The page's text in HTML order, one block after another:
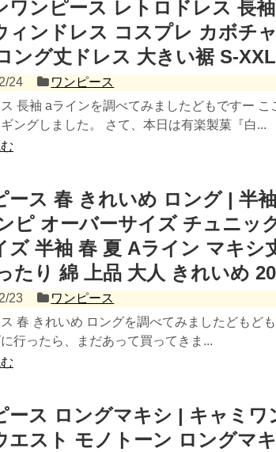
ワンピース レトロドレス 長
ィンドレス コスプレ カボチ
ング丈ドレス 大きい裾 S-XXL
24
ワンピース
長袖 aラインを調べてみましたどもですー こ
ングしました。 さて、本日は有楽製菓『白...
ース 春 きれいめ ロング | 半
ピ オーバーサイズ チュニッ
ズ 半袖 春 夏 Aライン マキシ
たり 綿 上品 大人 きれいめ
23
ワンピース
春 きれいめ ロングを調べてみましたどもど
行ったら、まだあって買ってきま...
ース ロングマキシ | キャミワ
エスト モノトーン ロングマ